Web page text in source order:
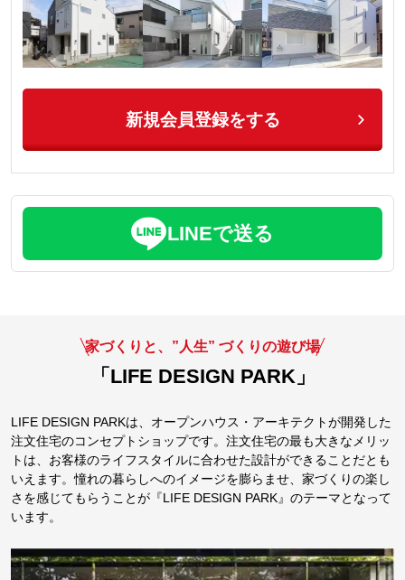
新規会員登録をする
LINEで送る
家づくりと、”人生” づくりの遊び場
「LIFE DESIGN PARK」
LIFE DESIGN PARKは、オープンハウス・アーキテクトが開発した
注文住宅のコンセプトショップです。注文住宅の最も大きなメリッ
トは、お客様のライフスタイルに合わせた設計ができることだとも
いえます。憧れの暮らしへのイメージを膨らませ、家づくりの楽し
さを感じてもらうことが『LIFE DESIGN PARK』のテーマとなって
います。